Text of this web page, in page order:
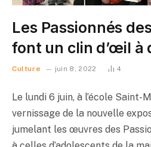
Les Passionnés
font un clin d’œil à
Culture juin 8, 2022 4
Le lundi 6 juin, à l’école Saint-
vernissage de la nouvelle
jumelant les œuvres des